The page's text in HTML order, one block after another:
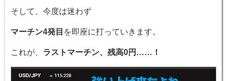
そして、今度は迷わず
マーチン4発目 を即座に打っていきます。
これが、 ラストマーチン、残高0円……！